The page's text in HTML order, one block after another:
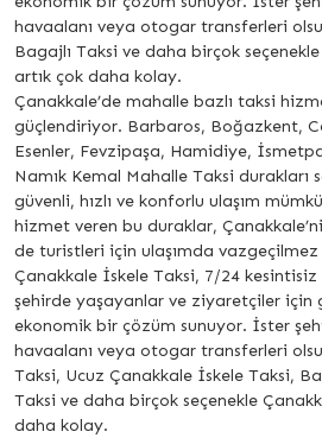
havaalanı veya otogar transferleri
Bagajlı Taksi ve daha birçok seçenekle
artık çok daha kolay.
Çanakkale’de mahalle bazlı taksi
güçlendiriyor. Barbaros, Boğazkent,
Esenler, Fevzipaşa, Hamidiye,
Namık Kemal Mahalle Taksi durakları
güvenli, hızlı ve konforlu ulaşım
hizmet veren bu duraklar,
de turistleri için ulaşımda
Çanakkale İskele Taksi, 7/24 kesintisiz
şehirde yaşayanlar ve ziyaretçiler için
ekonomik bir çözüm sunuyor. İster
havaalanı veya otogar transferleri
Taksi, Ucuz Çanakkale İskele Taksi,
Taksi ve daha birçok seçenekle
daha kolay.